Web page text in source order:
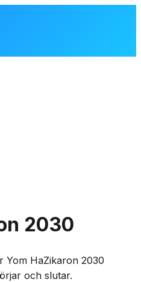
2030
Yom HaZikaron 2030
och slutar.